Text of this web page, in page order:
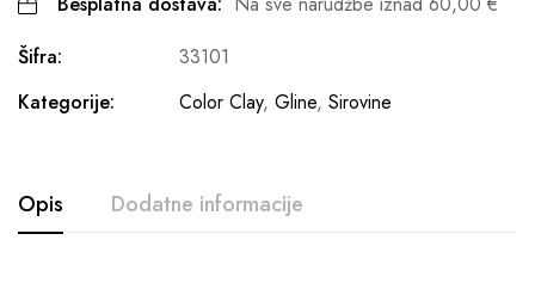
Šifra:
33101
Kategorije:
Color Clay, Gline, Sirovine
Opis Dodatne informacije